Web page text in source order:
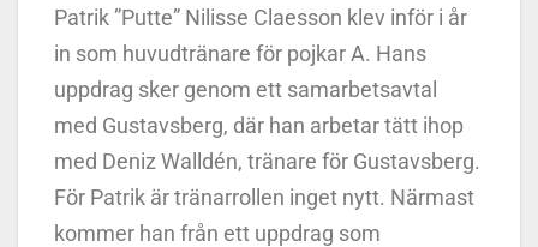
Patrik ”Putte” Nilisse Claesson klev inför i år
in som huvudtränare för pojkar A. Hans
uppdrag sker genom ett samarbetsavtal
med Gustavsberg, där han arbetar tätt ihop
med Deniz Walldén, tränare för Gustavsberg.
För Patrik är tränarrollen inget nytt. Närmast
kommer han från ett uppdrag som